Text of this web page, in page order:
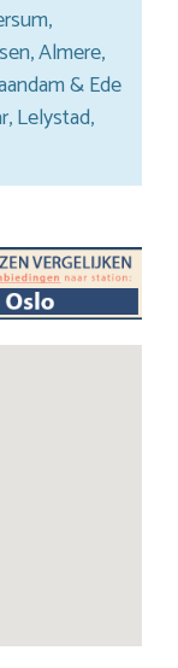
Almere,
& Ede
Lelystad,